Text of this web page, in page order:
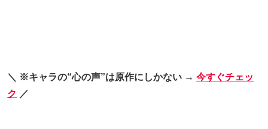
＼ ※キャラの“心の声”は原作にしかない → 今すぐチェッ
ク ／